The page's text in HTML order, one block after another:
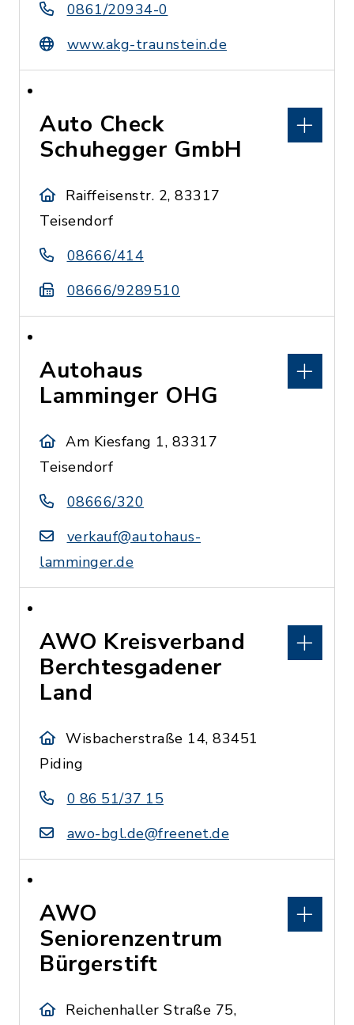
0861/20934-0
www.akg-traunstein.de
Auto Check
Schuhegger GmbH
Raiffeisenstr. 2, 83317
Teisendorf
08666/414
08666/9289510
Autohaus
Lamminger OHG
Am Kiesfang 1, 83317
Teisendorf
08666/320
verkauf@autohaus-
lamminger.de
AWO Kreisverband
Berchtesgadener
Land
Wisbacherstraße 14, 83451
Piding
0 86 51/37 15
awo-bgl.de@freenet.de
AWO
Seniorenzentrum
Bürgerstift
Reichenhaller Straße 75,